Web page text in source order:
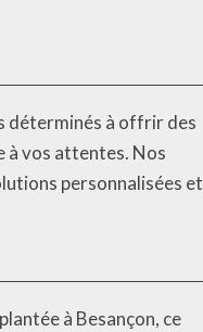
déterminés à offrir des
à vos attentes. Nos
personnalisées et
à Besançon, ce